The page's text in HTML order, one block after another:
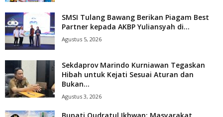
SMSI Tulang Bawang Berikan Piagam Best
Partner kepada AKBP Yuliansyah di...
Agustus 5, 2026
Sekdaprov Marindo Kurniawan Tegaskan
Hibah untuk Kejati Sesuai Aturan dan
Bukan...
Agustus 3, 2026